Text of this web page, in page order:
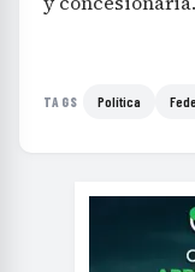
TAGS Política